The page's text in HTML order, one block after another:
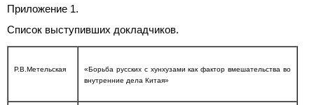
Приложение 1.
Список выступивших докладчиков.
Р.В.Метельская
«Борьба русских с хунхузами как фактор вмешательства во
внутренние дела Китая»